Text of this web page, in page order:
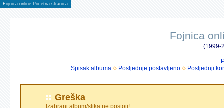
Fojnica online Pocetna stranica
Fojnica
(1999-
Spisak albuma
Posljednje postavljeno Posljednji
Greška
Izabrani album/slika ne postoji!